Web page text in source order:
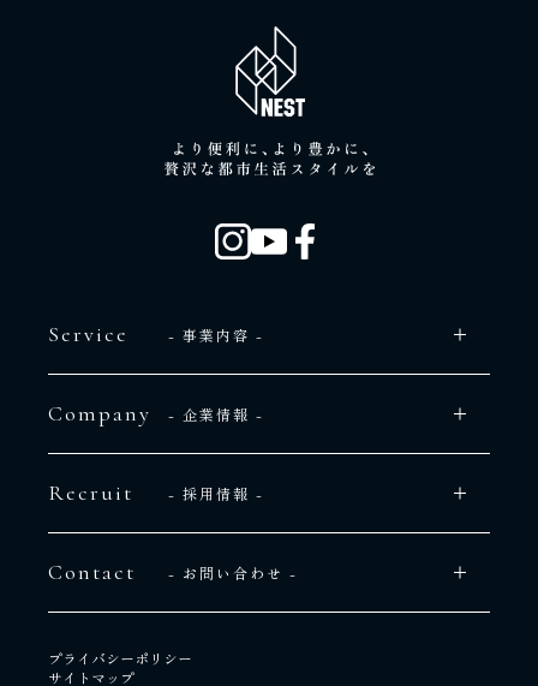
Service - 事業内容 -
Company - 企業情報 -
Recruit - 採用情報 -
Contact - お問い合わせ -
プライバシーポリシー
サイトマップ